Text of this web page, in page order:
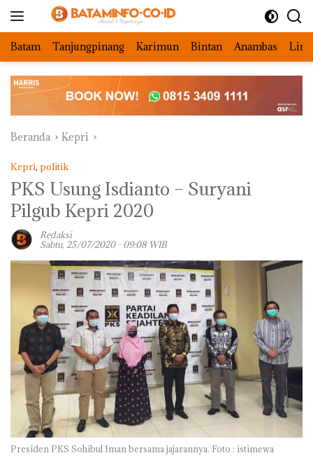
Batam Tanjungpinang Karimun Bintan Anambas
Beranda Kepri
Kepri, politik
PKS Usung Isdianto – Suryani
Pilgub Kepri 2020
Redaksi
Sabtu, 25/07/2020 - 09:08 WIB
Presiden PKS Sohibul Iman bersama jajarannya. Foto : istimewa